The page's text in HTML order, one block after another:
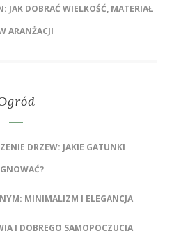
JAK DOBRAĆ WIELKOŚĆ, MATERIAŁ
ARANŻACJI
DRZEW: JAKIE GATUNKI
MINIMALIZM I ELEGANCJA
I DOBREGO SAMOPOCZUCIA